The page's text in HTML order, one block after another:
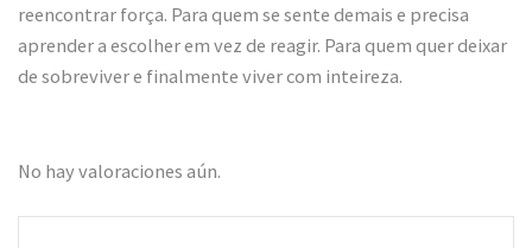
reencontrar força. Para quem se sente demais e precisa
aprender a escolher em vez de reagir. Para quem quer deixar
de sobreviver e finalmente viver com inteireza.
No hay valoraciones aún.